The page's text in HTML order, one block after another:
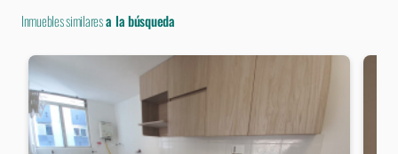
Inmuebles similaresa la búsqueda